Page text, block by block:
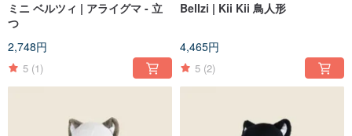
ミニ ベルツィ | アライグマ - 立
つ
2,748円
5 (1)
Bellzi | Kii Kii 鳥人形
4,465円
5 (2)